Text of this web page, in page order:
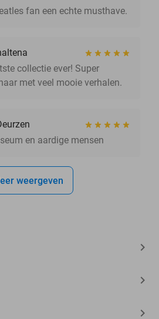
fan een echte musthave.
collectie ever! Super
met veel mooie verhalen.
en aardige mensen
weergeven